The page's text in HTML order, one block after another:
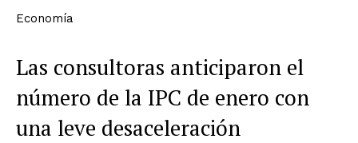
Economía
Las consultoras anticiparon el
número de la IPC de enero con
una leve desaceleración